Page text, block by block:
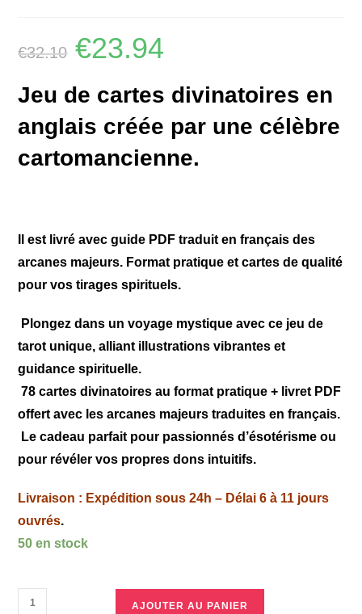
€32.10 €23.94
Jeu de cartes divinatoires en
anglais créée par une célèbre
cartomancienne.
Il est livré avec guide PDF traduit en français des
arcanes majeurs. Format pratique et cartes de qualité
pour vos tirages spirituels.
Plongez dans un voyage mystique avec ce jeu de
tarot unique, alliant illustrations vibrantes et
guidance spirituelle.
78 cartes divinatoires au format pratique + livret PDF
offert avec les arcanes majeurs traduites en français.
Le cadeau parfait pour passionnés d’ésotérisme ou
pour révéler vos propres dons intuitifs.
Livraison : Expédition sous 24h – Délai 6 à 11 jours
ouvrés.
50 en stock
AJOUTER AU PANIER